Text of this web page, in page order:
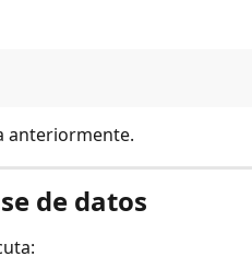
anteriormente.
de datos